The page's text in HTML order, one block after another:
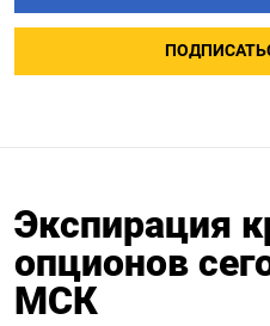
Экспирация
опционов
МСК